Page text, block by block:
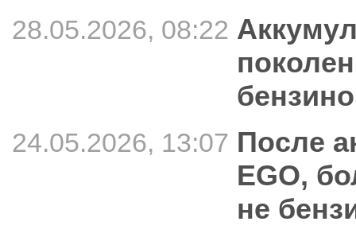
28.05.2026, 08:22
24.05.2026, 13:07 После
EGO,
не